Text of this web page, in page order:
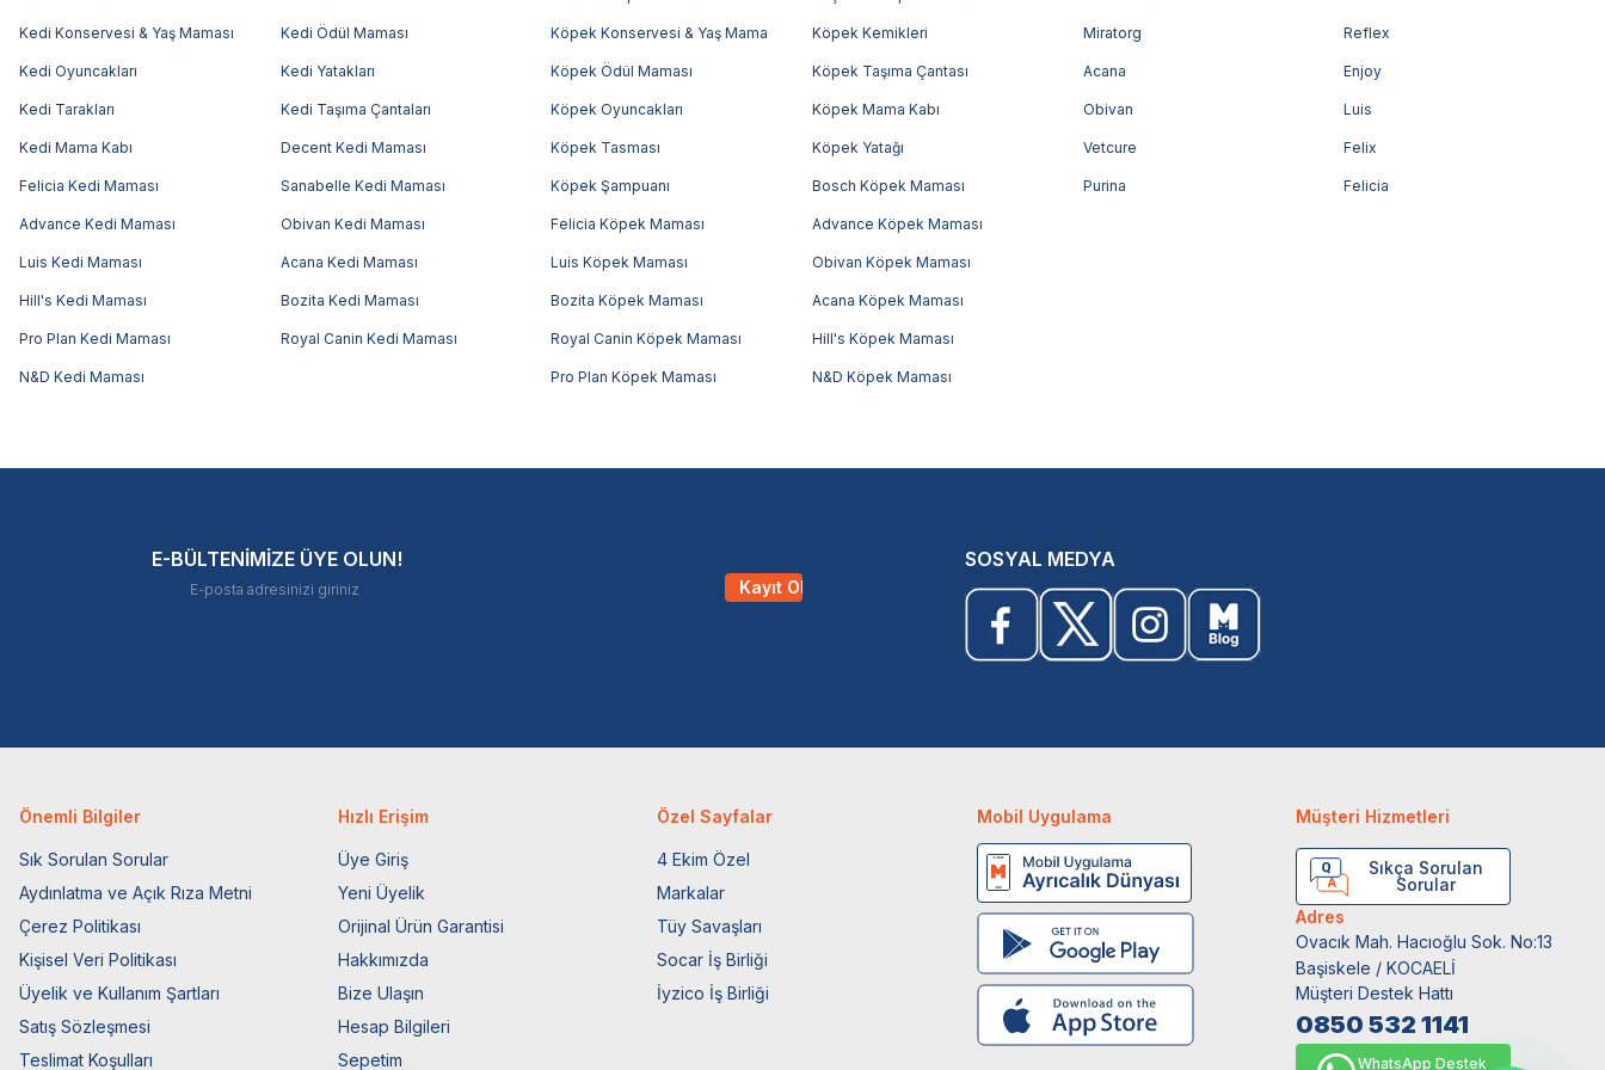
Kedi Konservesi & Yaş Maması Kedi Ödül Maması
Kedi Oyuncakları Kedi Yatakları
Kedi Tarakları Kedi Taşıma Çantaları
Kedi Mama Kabı Decent Kedi Maması
Felicia Kedi Maması Sanabelle Kedi Maması
Advance Kedi Maması Obivan Kedi Maması
Luis Kedi Maması Acana Kedi Maması
Hill's Kedi Maması Bozita Kedi Maması
Pro Plan Kedi Maması Royal Canin Kedi Maması
N&D Kedi Maması
Köpek Konservesi & Yaş Mama Köpek Kemikleri
Köpek Ödül Maması Köpek Taşıma Çantası
Köpek Oyuncakları Köpek Mama Kabı
Köpek Tasması Köpek Yatağı
Köpek Şampuanı Bosch Köpek Maması
Felicia Köpek Maması Advance Köpek Maması
Luis Köpek Maması Obivan Köpek Maması
Bozita Köpek Maması Acana Köpek Maması
Royal Canin Köpek Maması Hill's Köpek Maması
Pro Plan Köpek Maması N&D Köpek Maması
Miratorg Reflex
Acana Enjoy
Obivan Luis
Vetcure Felix
Purina Felicia
E-BÜLTENİMİZE ÜYE OLUN!
Kayıt Ol
SOSYAL MEDYA
Önemli Bilgiler
Sık Sorulan Sorular
Aydınlatma ve Açık Rıza Metni
Çerez Politikası
Kişisel Veri Politikası
Üyelik ve Kullanım Şartları
Satış Sözleşmesi
Teslimat Koşulları
Hızlı Erişim
Üye Giriş
Yeni Üyelik
Orijinal Ürün Garantisi
Hakkımızda
Bize Ulaşın
Hesap Bilgileri
Sepetim
Özel Sayfalar
4 Ekim Özel
Markalar
Tüy Savaşları
Socar İş Birliği
İyzico İş Birliği
Mobil Uygulama Müşteri Hizmetleri
Sıkça Sorulan
Sorular
Adres
Ovacık Mah. Hacıoğlu Sok. No:13
Başiskele / KOCAELİ
Müşteri Destek Hattı
0850 532 1141
WhatsApp Destek